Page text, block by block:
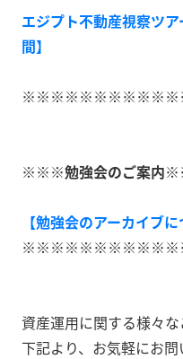
エジプト不動産視察ツ
間】
※※※勉強会のご案内
【勉強会のアーカイブに
資産運用に関する様々
下記より、お気軽にお問